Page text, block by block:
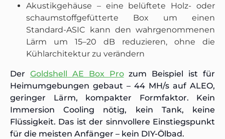
Akustikgehäuse – eine belüftete Holz- oder
schaumstoffgefütterte Box um einen
Standard-ASIC kann den wahrgenommenen
Lärm um 15–20 dB reduzieren, ohne die
Kühlarchitektur zu verändern
Der Goldshell AE Box Prozum Beispiel ist für
Heimumgebungen gebaut – 44 MH/s auf ALEO,
geringer Lärm, kompakter Formfaktor. Kein
Immersion Cooling nötig, kein Tank, keine
Flüssigkeit. Das ist der sinnvollere Einstiegspunkt
für die meisten Anfänger – kein DIY-Ölbad.